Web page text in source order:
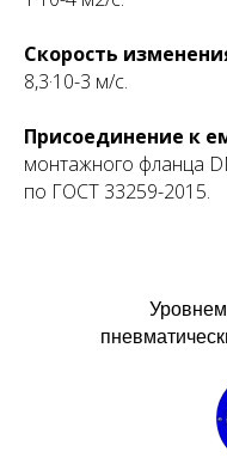
Скорость
8,3·10-3 м/с.
Присоединение к
монтажного фланца
по ГОСТ 33259-2015.